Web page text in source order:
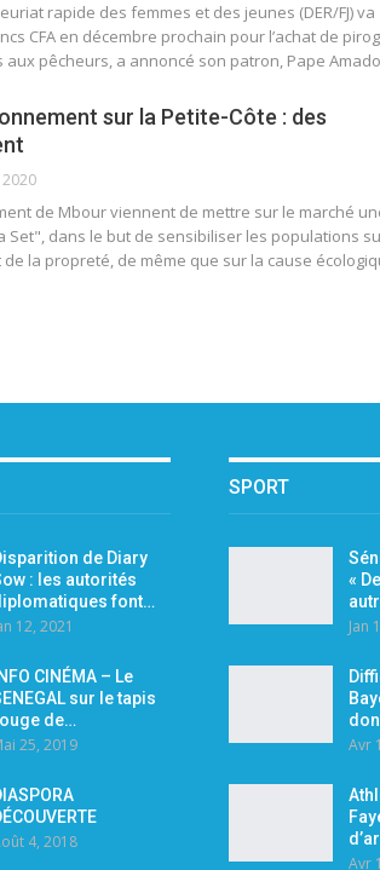
rapide des femmes et des jeunes (DER/FJ) va
CFA en décembre prochain pour l’achat de
pêcheurs, a annoncé son patron, Pape
sur la Petite-Côte : des
de Mbour viennent de mettre sur le marché
Set", dans le but de sensibiliser les populations
de la propreté, de même que sur la cause
de Diary
: les autorités
font…
12, 2021
INFO CINÉMA – Le
sur le tapis
de…
25, 2019
4, 2018
SPORT
«
Jan
Avr
Avr